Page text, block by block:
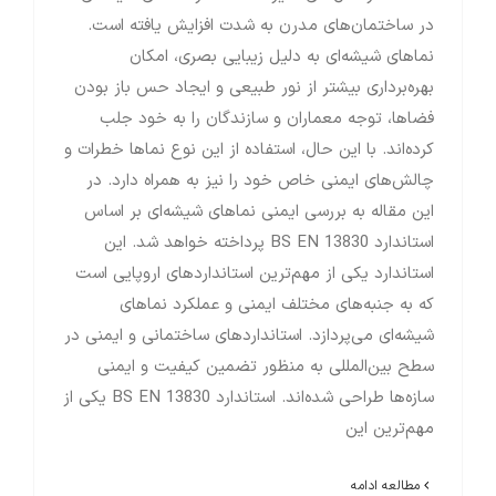
در ساختمان‌های مدرن به شدت افزایش یافته است.
نماهای شیشه‌ای به دلیل زیبایی بصری، امکان
بهره‌برداری بیشتر از نور طبیعی و ایجاد حس باز بودن
فضاها، توجه معماران و سازندگان را به خود جلب
کرده‌اند. با این حال، استفاده از این نوع نماها خطرات و
چالش‌های ایمنی خاص خود را نیز به همراه دارد. در
این مقاله به بررسی ایمنی نماهای شیشه‌ای بر اساس
استاندارد BS EN 13830 پرداخته خواهد شد. این
استاندارد یکی از مهم‌ترین استانداردهای اروپایی است
که به جنبه‌های مختلف ایمنی و عملکرد نماهای
شیشه‌ای می‌پردازد. استانداردهای ساختمانی و ایمنی در
سطح بین‌المللی به منظور تضمین کیفیت و ایمنی
سازه‌ها طراحی شده‌اند. استاندارد BS EN 13830 یکی از
مهم‌ترین این
مطالعه ادامه